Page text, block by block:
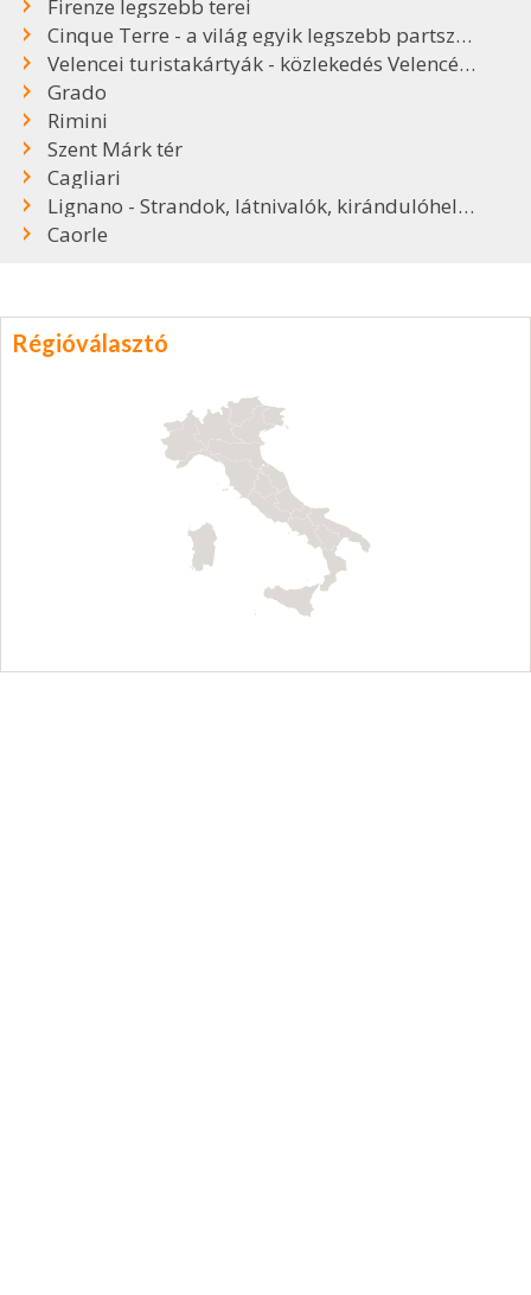
Firenze legszebb terei
Cinque Terre - a világ egyik legszebb partszakasza
Velencei turistakártyák - közlekedés Velencében
Grado
Rimini
Szent Márk tér
Cagliari
Lignano - Strandok, látnivalók, kirándulóhelyek
Caorle
Régióválasztó